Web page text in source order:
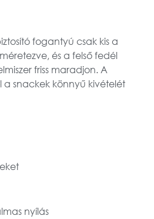
fogantyú csak kis a
és a felső fedél
friss maradjon. A
a snackek könnyű kivételét
nyílás